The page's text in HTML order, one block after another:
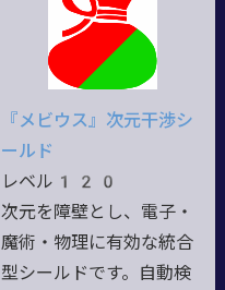
『メビウス』次元干渉シ
ールド
レベル120
次元を障壁とし、電子・
魔術・物理に有効な統合
型シールドです。自動検